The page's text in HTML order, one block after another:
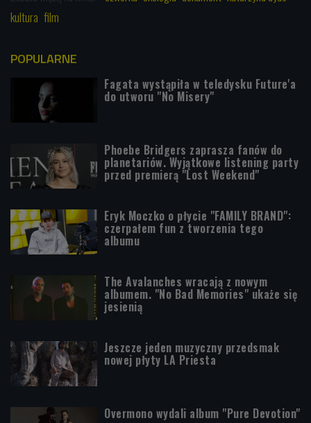
kultura film
POPULARNE
Fagata wystąpiła w teledysku Future'a
do utworu "No Misery"
Phoebe Bridgers zaprasza fanów do
planetariów. Wyjątkowe listening party
przed premierą "Lost Weekend"
Eryk Moczko o płycie "FAMILY BRAND":
czerpałem fun z tworzenia tego
albumu
The Avalanches wracają z nowym
albumem. "No Bad Memories" ukaże się
jesienią
Jeszcze jeden muzyczny przedsmak
nowej płyty LA Priesta
Overmono wydali album "Pure Devotion"